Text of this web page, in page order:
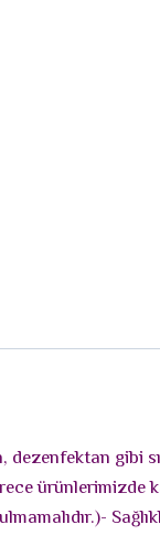
gibi
ürünlerimizde